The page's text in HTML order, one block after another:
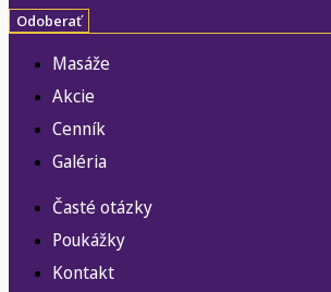
Odoberať
Masáže
Akcie
Cenník
Galéria
Časté otázky
Poukážky
Kontakt